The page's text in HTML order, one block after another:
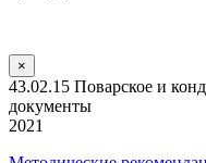
×
43.02.15 Поварское и
документы
2021